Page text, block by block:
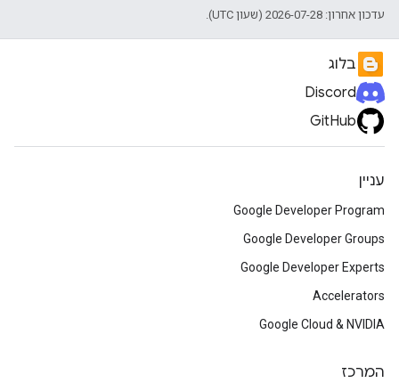
עדכון אחרון: 2026-07-28 (שעון UTC).
בלוג
Discord
GitHub
עניין
Google Developer Program
Google Developer Groups
Google Developer Experts
Accelerators
Google Cloud & NVIDIA
המרכז